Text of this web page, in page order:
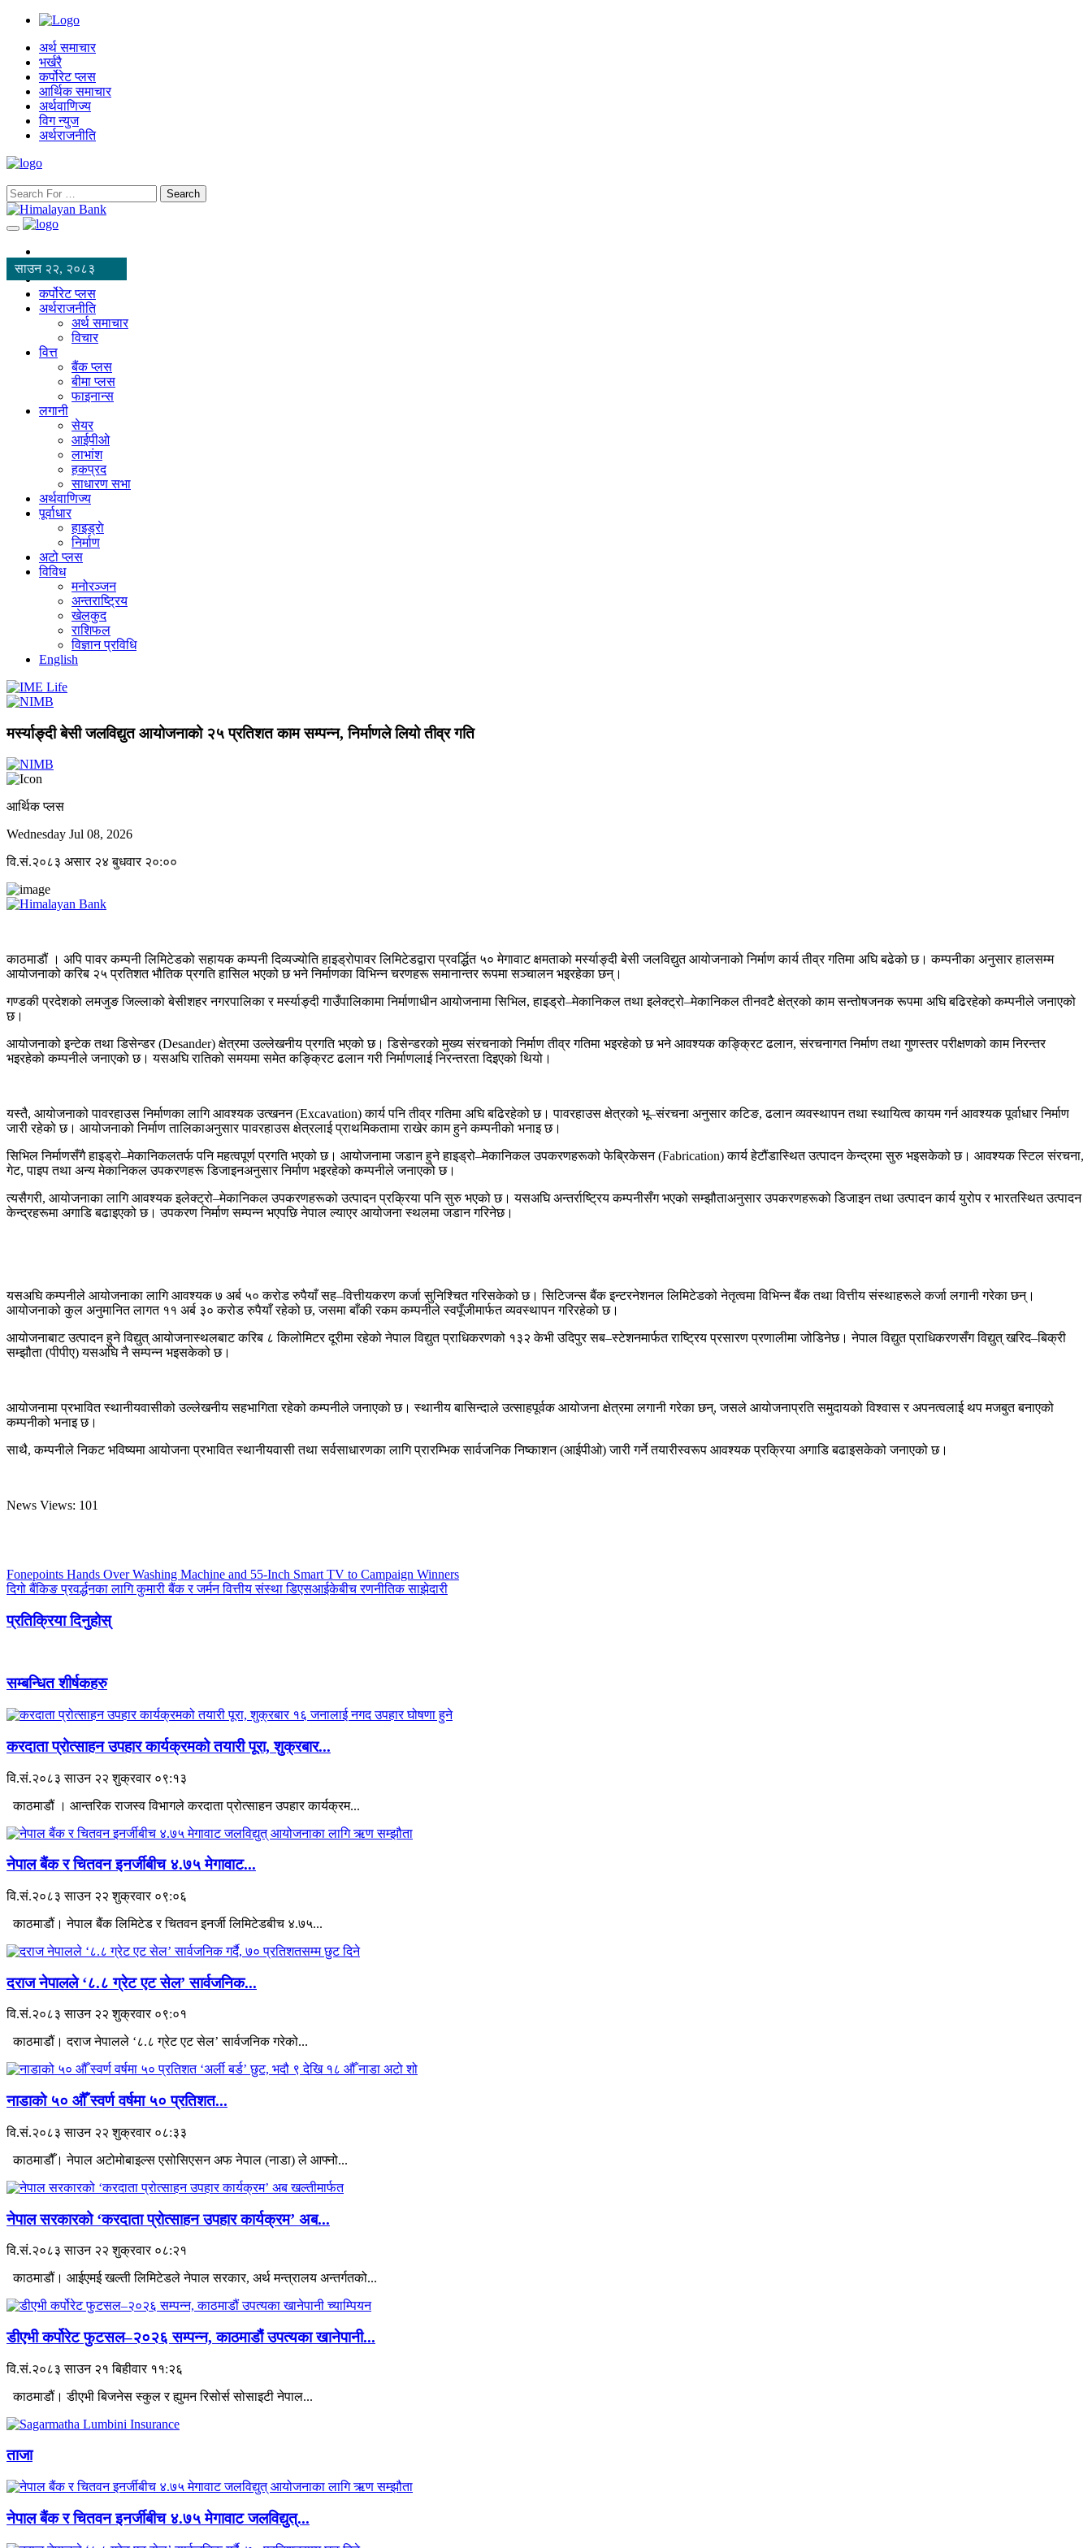
अर्थ समाचार
भर्खरै
कर्पोरेट प्लस
आर्थिक समाचार
अर्थवाणिज्य
विग न्युज
अर्थराजनीति
Search
साउन २२, २०८३
कर्पोरेट प्लस
अर्थराजनीति
अर्थ समाचार
विचार
वित्त
बैंक प्लस
बीमा प्लस
फाइनान्स
लगानी
सेयर
आईपीओ
लाभांश
हकप्रद
साधारण सभा
अर्थवाणिज्य
पूर्वाधार
हाइड्राे
निर्माण
अटो प्लस
विविध
मनोरञ्जन
अन्तराष्ट्रिय
खेलकुद
राशिफल
विज्ञान प्रविधि
English
मर्स्याङ्दी बेसी जलविद्युत आयोजनाको २५ प्रतिशत काम सम्पन्न, निर्माणले लियो तीव्र गति
आर्थिक प्लस
Wednesday Jul 08, 2026
वि.सं.२०८३ असार २४ बुधवार २०:००
काठमाडौं । अपि पावर कम्पनी लिमिटेडको सहायक कम्पनी दिव्यज्योति हाइड्रोपावर लिमिटेडद्वारा प्रवर्द्धित ५० मेगावाट क्षमताको मर्स्याङ्दी बेसी जलविद्युत आयोजनाको निर्माण कार्य तीव्र गतिमा अघि बढेको छ। कम्पनीका अनुसार हालसम्म
आयोजनाको करिब २५ प्रतिशत भौतिक प्रगति हासिल भएको छ भने निर्माणका विभिन्न चरणहरू समानान्तर रूपमा सञ्चालन भइरहेका छन्।
गण्डकी प्रदेशको लमजुङ जिल्लाको बेसीशहर नगरपालिका र मर्स्याङ्दी गाउँपालिकामा निर्माणाधीन आयोजनामा सिभिल, हाइड्रो–मेकानिकल तथा इलेक्ट्रो–मेकानिकल तीनवटै क्षेत्रको काम सन्तोषजनक रूपमा अघि बढिरहेको कम्पनीले जनाएको
छ।
आयोजनाको इन्टेक तथा डिसेन्डर (Desander) क्षेत्रमा उल्लेखनीय प्रगति भएको छ। डिसेन्डरको मुख्य संरचनाको निर्माण तीव्र गतिमा भइरहेको छ भने आवश्यक कङ्क्रिट ढलान, संरचनागत निर्माण तथा गुणस्तर परीक्षणको काम निरन्तर
भइरहेको कम्पनीले जनाएको छ। यसअघि रातिको समयमा समेत कङ्क्रिट ढलान गरी निर्माणलाई निरन्तरता दिइएको थियो।
यस्तै, आयोजनाको पावरहाउस निर्माणका लागि आवश्यक उत्खनन (Excavation) कार्य पनि तीव्र गतिमा अघि बढिरहेको छ। पावरहाउस क्षेत्रको भू–संरचना अनुसार कटिङ, ढलान व्यवस्थापन तथा स्थायित्व कायम गर्न आवश्यक पूर्वाधार निर्माण
जारी रहेको छ। आयोजनाको निर्माण तालिकाअनुसार पावरहाउस क्षेत्रलाई प्राथमिकतामा राखेर काम हुने कम्पनीको भनाइ छ।
सिभिल निर्माणसँगै हाइड्रो–मेकानिकलतर्फ पनि महत्वपूर्ण प्रगति भएको छ। आयोजनामा जडान हुने हाइड्रो–मेकानिकल उपकरणहरूको फेब्रिकेसन (Fabrication) कार्य हेटौंडास्थित उत्पादन केन्द्रमा सुरु भइसकेको छ। आवश्यक स्टिल संरचना,
गेट, पाइप तथा अन्य मेकानिकल उपकरणहरू डिजाइनअनुसार निर्माण भइरहेको कम्पनीले जनाएको छ।
त्यसैगरी, आयोजनाका लागि आवश्यक इलेक्ट्रो–मेकानिकल उपकरणहरूको उत्पादन प्रक्रिया पनि सुरु भएको छ। यसअघि अन्तर्राष्ट्रिय कम्पनीसँग भएको सम्झौताअनुसार उपकरणहरूको डिजाइन तथा उत्पादन कार्य युरोप र भारतस्थित उत्पादन
केन्द्रहरूमा अगाडि बढाइएको छ। उपकरण निर्माण सम्पन्न भएपछि नेपाल ल्याएर आयोजना स्थलमा जडान गरिनेछ।
यसअघि कम्पनीले आयोजनाका लागि आवश्यक ७ अर्ब ५० करोड रुपैयाँ सह–वित्तीयकरण कर्जा सुनिश्चित गरिसकेको छ। सिटिजन्स बैंक इन्टरनेशनल लिमिटेडको नेतृत्वमा विभिन्न बैंक तथा वित्तीय संस्थाहरूले कर्जा लगानी गरेका छन्।
आयोजनाको कुल अनुमानित लागत ११ अर्ब ३० करोड रुपैयाँ रहेको छ, जसमा बाँकी रकम कम्पनीले स्वपूँजीमार्फत व्यवस्थापन गरिरहेको छ।
आयोजनाबाट उत्पादन हुने विद्युत् आयोजनास्थलबाट करिब ८ किलोमिटर दूरीमा रहेको नेपाल विद्युत प्राधिकरणको १३२ केभी उदिपुर सब–स्टेशनमार्फत राष्ट्रिय प्रसारण प्रणालीमा जोडिनेछ। नेपाल विद्युत प्राधिकरणसँग विद्युत् खरिद–बिक्री
सम्झौता (पीपीए) यसअघि नै सम्पन्न भइसकेको छ।
आयोजनामा प्रभावित स्थानीयवासीको उल्लेखनीय सहभागिता रहेको कम्पनीले जनाएको छ। स्थानीय बासिन्दाले उत्साहपूर्वक आयोजना क्षेत्रमा लगानी गरेका छन्, जसले आयोजनाप्रति समुदायको विश्वास र अपनत्वलाई थप मजबुत बनाएको
कम्पनीको भनाइ छ।
साथै, कम्पनीले निकट भविष्यमा आयोजना प्रभावित स्थानीयवासी तथा सर्वसाधारणका लागि प्रारम्भिक सार्वजनिक निष्काशन (आईपीओ) जारी गर्ने तयारीस्वरूप आवश्यक प्रक्रिया अगाडि बढाइसकेको जनाएको छ।
News Views: 101
Fonepoints Hands Over Washing Machine and 55-Inch Smart TV to Campaign Winners
दिगो बैंकिङ प्रवर्द्धनका लागि कुमारी बैंक र जर्मन वित्तीय संस्था डिएसआईकेबीच रणनीतिक साझेदारी
प्रतिक्रिया दिनुहोस्
सम्बन्धित शीर्षकहरु
करदाता प्रोत्साहन उपहार कार्यक्रमको तयारी पूरा, शुक्रबार...
वि.सं.२०८३ साउन २२ शुक्रवार ०९:१३
काठमाडौं । आन्तरिक राजस्व विभागले करदाता प्रोत्साहन उपहार कार्यक्रम...
नेपाल बैंक र चितवन इनर्जीबीच ४.७५ मेगावाट...
वि.सं.२०८३ साउन २२ शुक्रवार ०९:०६
काठमाडौं। नेपाल बैंक लिमिटेड र चितवन इनर्जी लिमिटेडबीच ४.७५...
दराज नेपालले ‘८.८ ग्रेट एट सेल’ सार्वजनिक...
वि.सं.२०८३ साउन २२ शुक्रवार ०९:०१
काठमाडौं। दराज नेपालले ‘८.८ ग्रेट एट सेल’ सार्वजनिक गरेको...
नाडाको ५० औँ स्वर्ण वर्षमा ५० प्रतिशत...
वि.सं.२०८३ साउन २२ शुक्रवार ०८:३३
काठमाडौँ। नेपाल अटोमोबाइल्स एसोसिएसन अफ नेपाल (नाडा) ले आफ्नो...
नेपाल सरकारको ‘करदाता प्रोत्साहन उपहार कार्यक्रम’ अब...
वि.सं.२०८३ साउन २२ शुक्रवार ०८:२१
काठमाडौं। आईएमई खल्ती लिमिटेडले नेपाल सरकार, अर्थ मन्त्रालय अन्तर्गतको...
डीएभी कर्पोरेट फुटसल–२०२६ सम्पन्न, काठमाडौं उपत्यका खानेपानी...
वि.सं.२०८३ साउन २१ बिहीवार ११:२६
काठमाडौं। डीएभी बिजनेस स्कुल र ह्युमन रिसोर्स सोसाइटी नेपाल...
ताजा
नेपाल बैंक र चितवन इनर्जीबीच ४.७५ मेगावाट जलविद्युत्...